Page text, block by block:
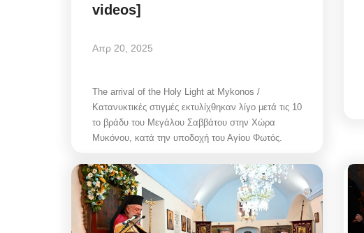
videos]
Απρ 20, 2025
The arrival of the Holy Light at Mykonos /
Κατανυκτικές στιγμές εκτυλίχθηκαν λίγο μετά τις 10
το βράδυ του Μεγάλου Σαββάτου στην Χώρα
Μυκόνου, κατά την υποδοχή του Αγίου Φωτός.